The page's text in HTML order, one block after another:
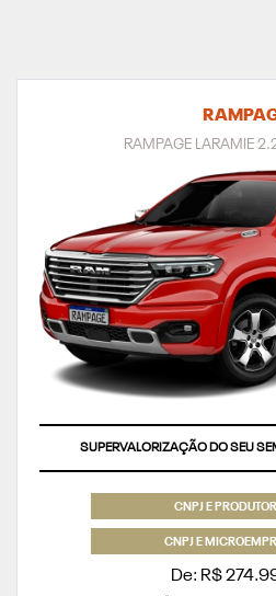
RAMPAGE LARAMIE
SUPERVALORIZAÇÃO DO SEU
CNPJ E
CNPJ E
De: R$